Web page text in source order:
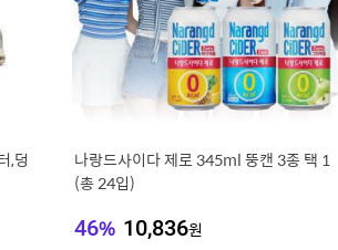
,덩
나랑드사이다 제로 345ml 뚱캔 3종 택 1
(총 24입)
46% 10,836원